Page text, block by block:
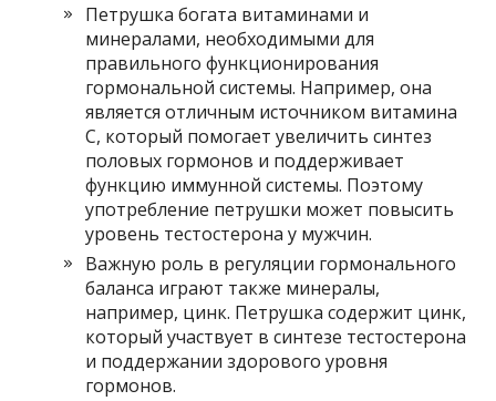
Петрушка богата витаминами и
минералами, необходимыми для
правильного функционирования
гормональной системы. Например, она
является отличным источником витамина
C, который помогает увеличить синтез
половых гормонов и поддерживает
функцию иммунной системы. Поэтому
употребление петрушки может повысить
уровень тестостерона у мужчин.
Важную роль в регуляции гормонального
баланса играют также минералы,
например, цинк. Петрушка содержит цинк,
который участвует в синтезе тестостерона
и поддержании здорового уровня
гормонов.